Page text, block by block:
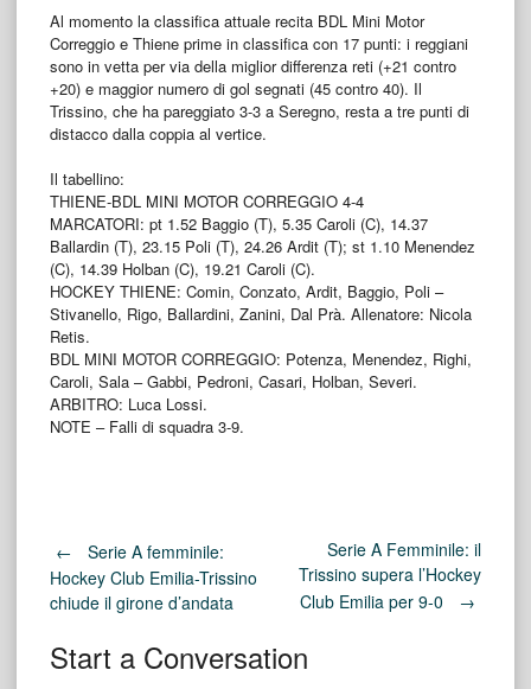
Al momento la classifica attuale recita BDL Mini Motor
Correggio e Thiene prime in classifica con 17 punti: i reggiani
sono in vetta per via della miglior differenza reti (+21 contro
+20) e maggior numero di gol segnati (45 contro 40). Il
Trissino, che ha pareggiato 3-3 a Seregno, resta a tre punti di
distacco dalla coppia al vertice.
Il tabellino:
THIENE-BDL MINI MOTOR CORREGGIO 4-4
MARCATORI: pt 1.52 Baggio (T), 5.35 Caroli (C), 14.37
Ballardin (T), 23.15 Poli (T), 24.26 Ardit (T); st 1.10 Menendez
(C), 14.39 Holban (C), 19.21 Caroli (C).
HOCKEY THIENE: Comin, Conzato, Ardit, Baggio, Poli –
Stivanello, Rigo, Ballardini, Zanini, Dal Prà. Allenatore: Nicola
Retis.
BDL MINI MOTOR CORREGGIO: Potenza, Menendez, Righi,
Caroli, Sala – Gabbi, Pedroni, Casari, Holban, Severi.
ARBITRO: Luca Lossi.
NOTE – Falli di squadra 3-9.
Post
navigation
←
Serie A femminile:
Hockey Club Emilia-Trissino
chiude il girone d’andata
Serie A Femminile: il
Trissino supera l’Hockey
Club Emilia per 9-0
→
Start a Conversation